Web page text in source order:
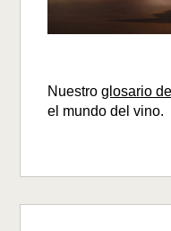
Nuestroglosario
el mundo del vino.